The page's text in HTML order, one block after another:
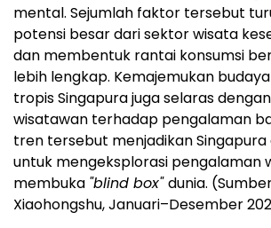
mental. Sejumlah faktor tersebut
potensi besar dari sektor wisata
dan membentuk rantai konsumsi
lebih lengkap. Kemajemukan
tropis Singapura juga selaras
wisatawan terhadap pengalaman
tren tersebut menjadikan Singapura
untuk mengeksplorasi pengalaman
membuka "blind box"dunia.
Xiaohongshu, Januari–Desember